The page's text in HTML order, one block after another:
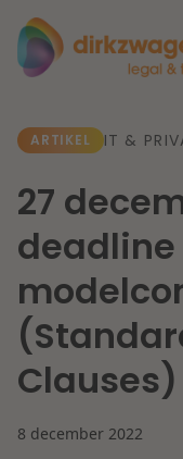
Expertises
Fiscaal
Arbeid &
IT & Privacy
IE & Innovatie
Dichtbij een
Artikelen
Klantcases
Events
Specialisten
Over ons
Werken bij
ARTIKEL IT &
27
Clauses)
8 december 2022